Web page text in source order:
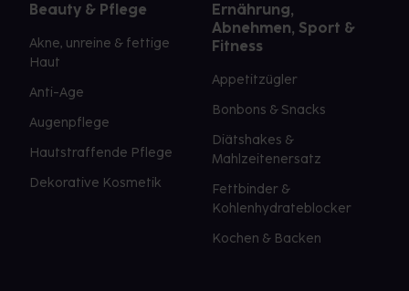
Beauty & Pflege
Akne, unreine & fettige
Haut
Anti-Age
Augenpflege
Hautstraffende Pflege
Dekorative Kosmetik
Ernährung,
Abnehmen, Sport &
Fitness
Appetitzügler
Bonbons & Snacks
Diätshakes &
Mahlzeitenersatz
Fettbinder &
Kohlenhydrateblocker
Kochen & Backen